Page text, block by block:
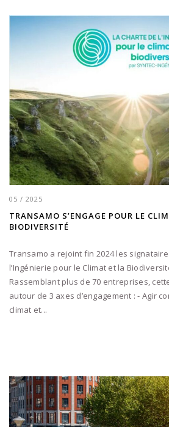
05 / 2025
TRANSAMO S’ENGAGE POUR LE
BIODIVERSITÉ
Transamo a rejoint fin 2024 les
l’Ingénierie pour le Climat et la
Rassemblant plus de 70 entreprises,
autour de 3 axes d’engagement : - Agir
climat et...